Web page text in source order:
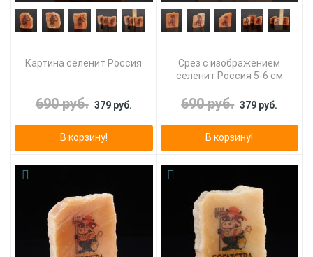
Картина селенит Россия
690 руб. 379 руб.
В корзину!
Срез с изображением
селенит Россия 5-6 см
690 руб. 379 руб.
В корзину!